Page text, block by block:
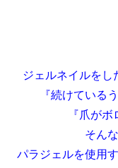
ジェルネイルをし
『続けている
『爪が
そん
パラジェルを使用